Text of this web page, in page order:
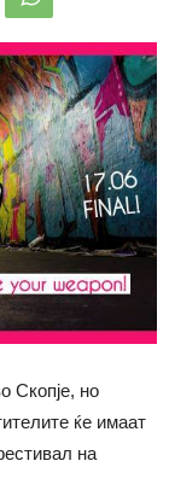
Скопје, но
ќе имаат
на